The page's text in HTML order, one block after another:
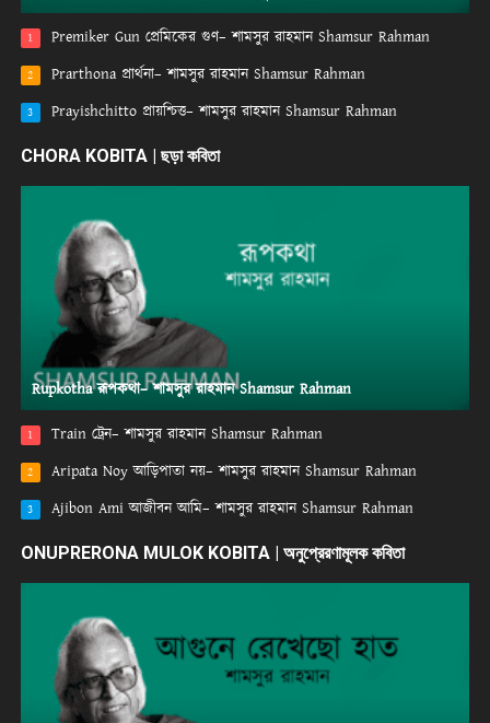
1 Premiker Gun প্রেমিকের গুণ– শামসুর রাহমান Shamsur Rahman
2 Prarthona প্রার্থনা– শামসুর রাহমান Shamsur Rahman
3 Prayishchitto প্রায়শ্চিত্ত– শামসুর রাহমান Shamsur Rahman
CHORA KOBITA | ছড়া কবিতা
Rupkotha রূপকথা– শামসুর রাহমান Shamsur Rahman
1 Train ট্রেন– শামসুর রাহমান Shamsur Rahman
2 Aripata Noy আড়িপাতা নয়– শামসুর রাহমান Shamsur Rahman
3 Ajibon Ami আজীবন আমি– শামসুর রাহমান Shamsur Rahman
ONUPRERONA MULOK KOBITA | অনুপ্রেরণামূলক কবিতা